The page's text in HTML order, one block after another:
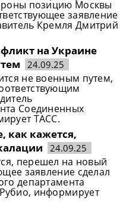
позицию Москвы
заявление
Кремля Дмитрий
на Украине
24.09.25
не военным путем,
Соединенных
ТАСС.
как кажется,
24.09.25
перешел на новый
заявление сделал
департамента
информирует